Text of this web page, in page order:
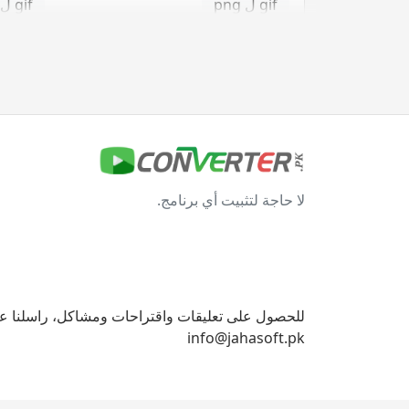
gif ل png gif ل svg
jpg محول
jpg ل bmp
jpg ل gif
لا حاجة لتثبيت أي برنامج.
للحصول على تعليقات واقتراحات ومشاكل، راسلنا
info@jahasoft.pk